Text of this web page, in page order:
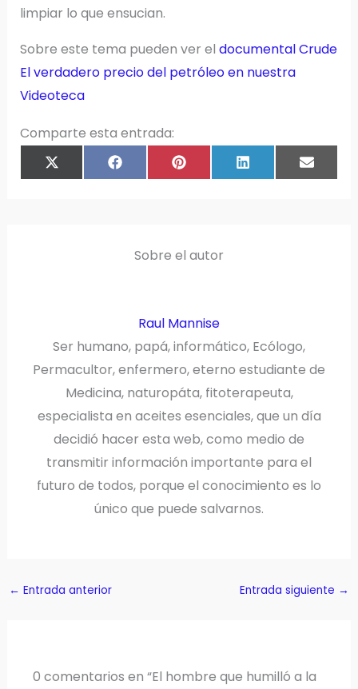
limpiar lo que ensucian.
Sobre este tema pueden ver el documental Crude
El verdadero precio del petróleo en nuestra
Videoteca
Comparte esta entrada:
COMPARTIR
EN
X
T
COMPARTIR
F
C
COMPARTIR
P
N
COMPARTIR
EN
L
N
E
A
Sobre el autor
Raul Mannise
Ser humano, papá, informático, Ecólogo,
Permacultor, enfermero, eterno estudiante de
Medicina, naturopáta, fitoterapeuta,
especialista en aceites esenciales, que un día
decidió hacer esta web, como medio de
transmitir información importante para el
futuro de todos, porque el conocimiento es lo
único que puede salvarnos.
← Entrada anterior Entrada siguiente →
0 comentarios en “El hombre que humilló a la